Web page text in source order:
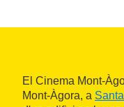
El Cinema Mont-
Mont-Àgora, a